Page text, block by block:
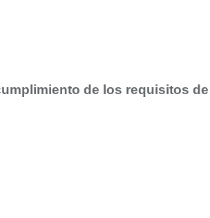
de los requisitos